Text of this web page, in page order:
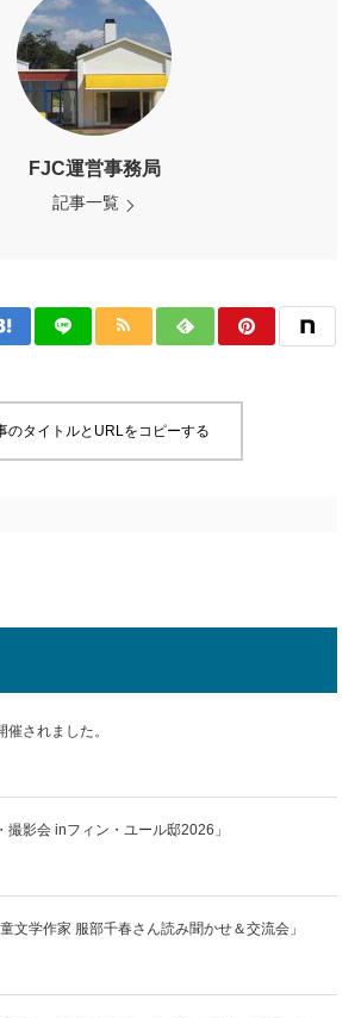
FJC運営事務局
記事一覧
のタイトルとURLをコピーする
催されました。
撮影会 inフィン・ユール邸2026」
文学作家 服部千春さん読み聞かせ＆交流会」